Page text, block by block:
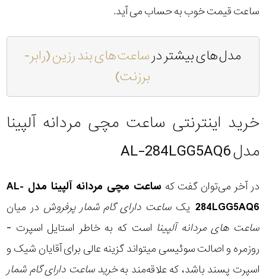
ساعت قیمت خوب به حساب می آید.
مدل های بیشتر درساعت های بند رزین (رابر-
برزنت)
خرید اینترنتی ساعت مچی مردانه آلپینا
مدل AL-284LGG5AQ6
در آخر می‌توان گفت که
ساعت مچی مردانه آلپینا مدل AL-
284LGG5AQ6 یک ساعت دارای گام شمار پرفروش در میان
ساعت های مردانه آلپینا است که به خاطر استایل اسپرت -
روزمره و اصالت سوئیسی میتواند گزینه عالی برای آقایان شیک و
اسپرت پسند باشد، که علاقه‌مند بهخرید ساعت دارای گام شمار